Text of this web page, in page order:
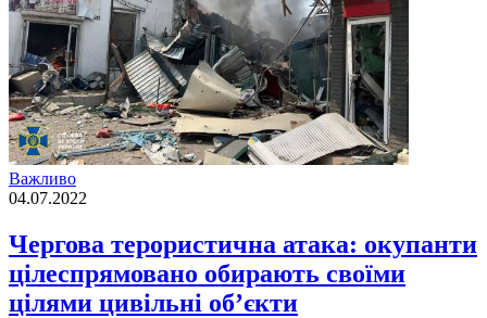
Важливо
04.07.2022
Чергова терористична атака: окупанти
цілеспрямовано обирають своїми
цілями цивільні об’єкти